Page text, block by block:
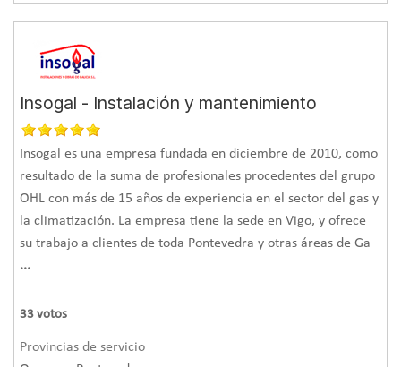
Insogal - Instalación y mantenimiento
Insogal es una empresa fundada en diciembre de 2010, como
resultado de la suma de profesionales procedentes del grupo
OHL con más de 15 años de experiencia en el sector del gas y
la climatización. La empresa tiene la sede en Vigo, y ofrece
su trabajo a clientes de toda Pontevedra y otras áreas de Ga
...
33 votos
Provincias de servicio